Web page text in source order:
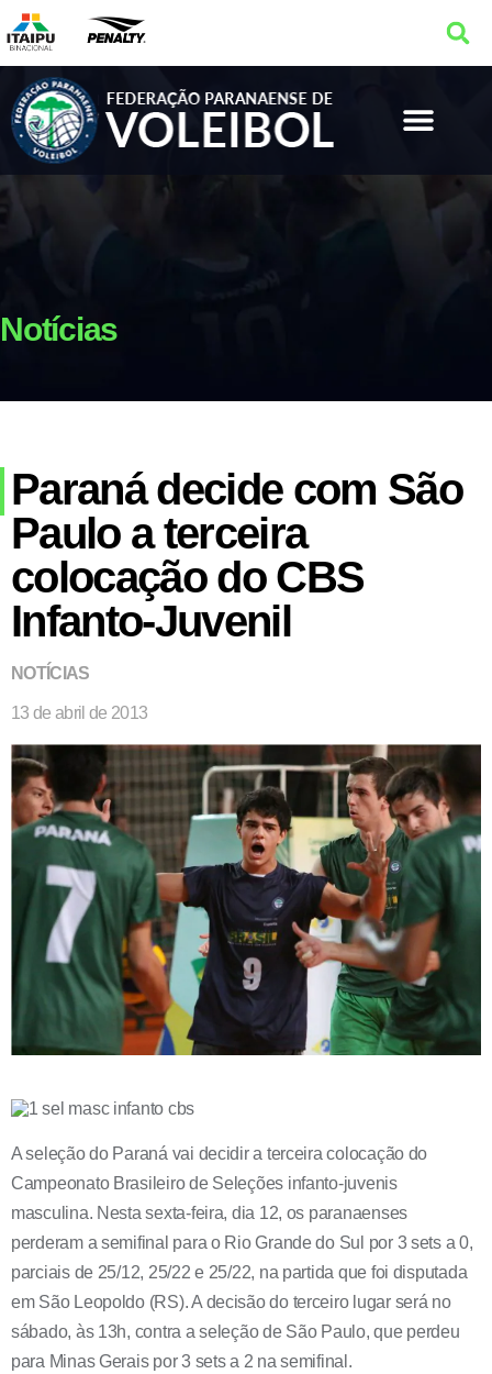
Notícias
Paraná decide com São
Paulo a terceira
colocação do CBS
Infanto-Juvenil
NOTÍCIAS
13 de abril de 2013
A seleção do Paraná vai decidir a terceira colocação do
Campeonato Brasileiro de Seleções infanto-juvenis
masculina. Nesta sexta-feira, dia 12, os paranaenses
perderam a semifinal para o Rio Grande do Sul por 3 sets a 0,
parciais de 25/12, 25/22 e 25/22, na partida que foi disputada
em São Leopoldo (RS). A decisão do terceiro lugar será no
sábado, às 13h, contra a seleção de São Paulo, que perdeu
para Minas Gerais por 3 sets a 2 na semifinal.